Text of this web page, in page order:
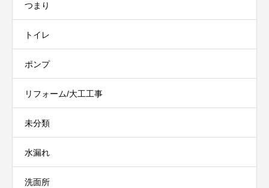
つまり
トイレ
ポンプ
リフォーム/大工工事
未分類
水漏れ
洗面所